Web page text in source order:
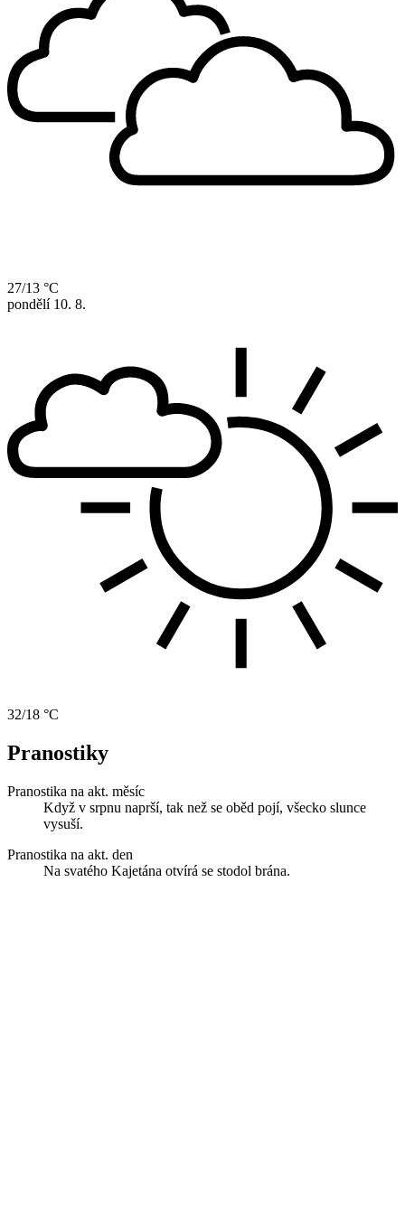
27/13 °C
pondělí 10. 8.
32/18 °C
Pranostiky
Pranostika na akt. měsíc
Když v srpnu naprší, tak než se oběd pojí, všecko slunce
vysuší.
Pranostika na akt. den
Na svatého Kajetána otvírá se stodol brána.